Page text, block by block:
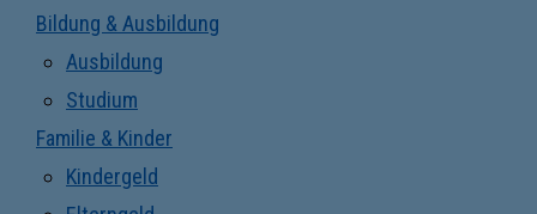
Bildung & Ausbildung
Ausbildung
Studium
Familie & Kinder
Kindergeld